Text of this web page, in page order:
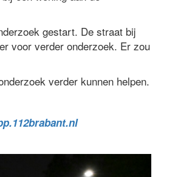
gestart. De straat bij
voor verder onderzoek. Er zou
verder kunnen helpen.